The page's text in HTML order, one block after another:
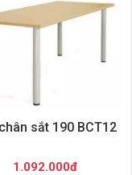
sắt 190 BCT12
1.092.000đ